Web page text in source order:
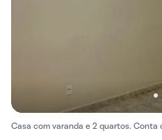
Casa com varanda e 2 quartos. Conta